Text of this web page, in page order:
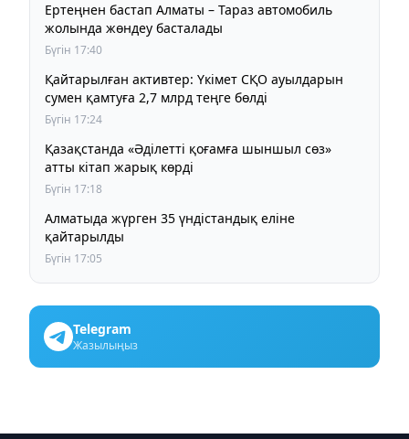
Ертеңнен бастап Алматы – Тараз автомобиль
жолында жөндеу басталады
Бүгін 17:40
Қайтарылған активтер: Үкімет СҚО ауылдарын
сумен қамтуға 2,7 млрд теңге бөлді
Бүгін 17:24
Қазақстанда «Әділетті қоғамға шыншыл сөз»
атты кітап жарық көрді
Бүгін 17:18
Алматыда жүрген 35 үндістандық еліне
қайтарылды
Бүгін 17:05
Telegram
Жазылыңыз